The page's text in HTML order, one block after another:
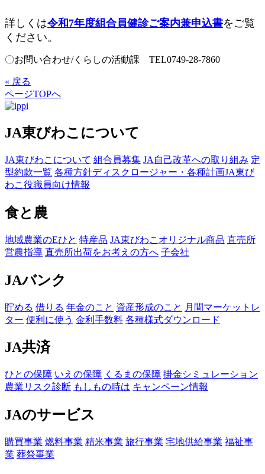
詳しくは令和7年度組合員健診ご案内兼申込書をご覧
ください。
〇お問い合わせ/くらしの活動課 TEL0749-28-7860
« 戻る
ページTOPへ
JA東びわこについて
JA東びわこについて 組合員募集 JA自己改革への取り組み 定
型約款一覧 各種方針ディスクロージャー・各種計画JA東び
わこ役職員向け情報
食と農
地域農業のEひと 特産品 JA東びわこオリジナル商品 直売所
営農指導 直売所出荷をお考えの方へ 子会社
JAバンク
貯める 借りる 年金のこと 資産形成のこと 月間マーケットレ
ター 便利に使う 金利手数料 各種様式ダウンロード
JA共済
ひとの保障 いえの保障 くるまの保障 掛金シミュレーション
農業リスク診断 もしもの時は キャンペーン情報
JAのサービス
購買事業 燃料事業 精米事業 旅行事業 宅地供給事業 福祉事
業 葬祭事業